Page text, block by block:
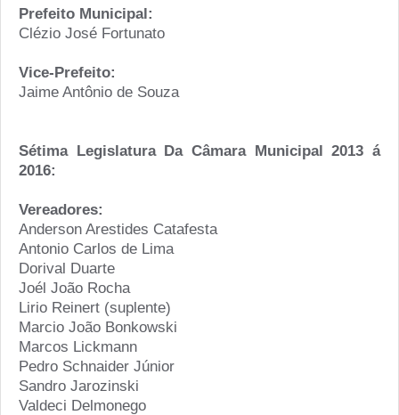
Prefeito Municipal:
Clézio José Fortunato
Vice-Prefeito:
Jaime Antônio de Souza
Sétima Legislatura Da Câmara Municipal 2013 á
2016:
Vereadores:
Anderson Arestides Catafesta
Antonio Carlos de Lima
Dorival Duarte
Joél João Rocha
Lirio Reinert (suplente)
Marcio João Bonkowski
Marcos Lickmann
Pedro Schnaider Júnior
Sandro Jarozinski
Valdeci Delmonego